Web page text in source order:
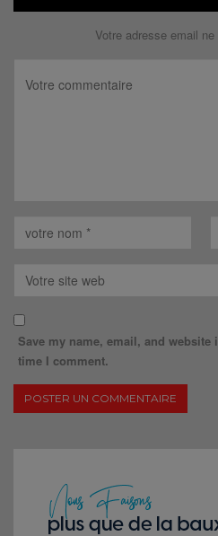
Votre adresse email
Save my name, email, and
time I comment.